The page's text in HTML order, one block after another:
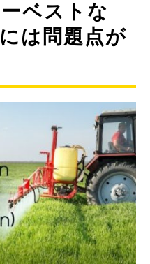
ベストな
は問題点が